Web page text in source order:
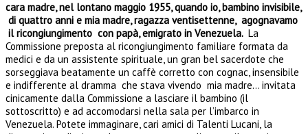
cara madre, nel lontano maggio 1955, quando io, bambino invisibile,
di quattro anni e mia madre, ragazza ventisettenne, agognavamo
il ricongiungimento con papà, emigrato in Venezuela. La
Commissione preposta al ricongiungimento familiare formata da
medici e da un assistente spirituale, un gran bel sacerdote che
sorseggiava beatamente un caffè corretto con cognac, insensibile
e indifferente al dramma che stava vivendo mia madre… invitata
cinicamente dalla Commissione a lasciare il bambino (il
sottoscritto) e ad accomodarsi nella sala per l’imbarco in
Venezuela. Potete immaginare, cari amici di Talenti Lucani, la